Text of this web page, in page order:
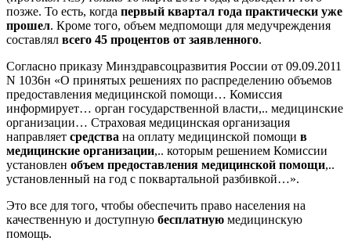
позже. То есть, когда первый квартал года практически уже
прошел. Кроме того, объем медпомощи для медучреждения
составлял всего 45 процентов от заявленного.
Согласно приказу Минздравсоцразвития России от 09.09.2011
N 1036н «О принятых решениях по распределению объемов
предоставления медицинской помощи… Комиссия
информирует… орган государственной власти,.. медицинские
организации… Страховая медицинская организация
направляет средства на оплату медицинской помощи в
медицинские организации,.. которым решением Комиссии
установлен объем предоставления медицинской помощи,..
установленный на год с поквартальной разбивкой…».
Это все для того, чтобы обеспечить право населения на
качественную и доступную бесплатную медицинскую
помощь.